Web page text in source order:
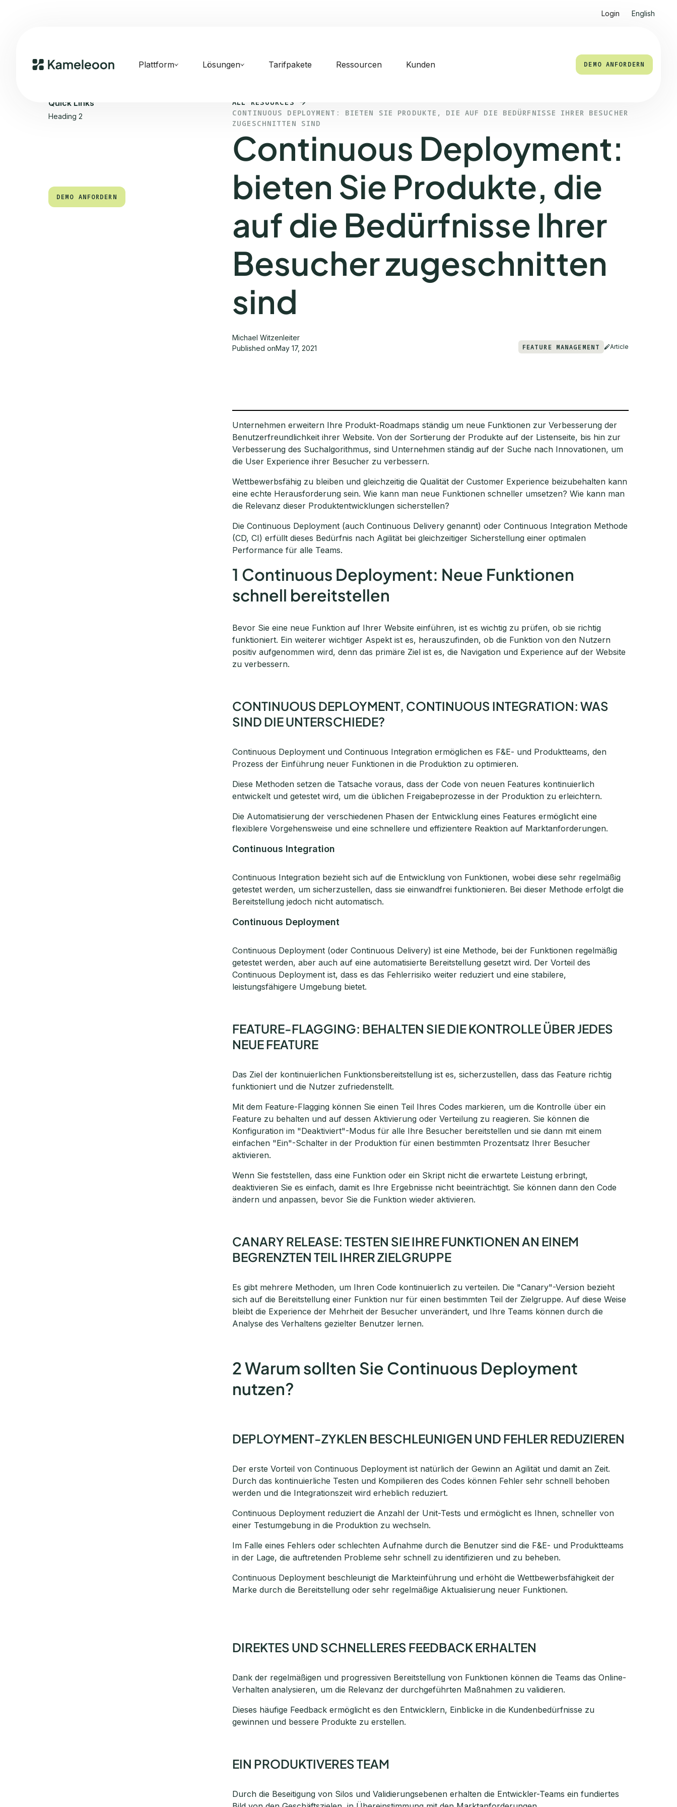
Login English
Plattform Lösungen Tarifpakete Ressourcen Kunden DEMO ANFORDERN
Quick Links
Heading 2
DEMO ANFORDERN
ALL RESOURCES
CONTINUOUS DEPLOYMENT: BIETEN SIE PRODUKTE, DIE AUF DIE BEDÜRFNISSE IHRER BESUCHER
ZUGESCHNITTEN SIND
Continuous Deployment:
bieten Sie Produkte, die
auf die Bedürfnisse Ihrer
Besucher zugeschnitten
sind
Michael Witzenleiter
Published onMay 17, 2021 FEATURE MANAGEMENT Article
Unternehmen erweitern Ihre Produkt-Roadmaps ständig um neue Funktionen zur Verbesserung der
Benutzerfreundlichkeit ihrer Website. Von der Sortierung der Produkte auf der Listenseite, bis hin zur
Verbesserung des Suchalgorithmus, sind Unternehmen ständig auf der Suche nach Innovationen, um
die User Experience ihrer Besucher zu verbessern.
Wettbewerbsfähig zu bleiben und gleichzeitig die Qualität der Customer Experience beizubehalten kann
eine echte Herausforderung sein. Wie kann man neue Funktionen schneller umsetzen? Wie kann man
die Relevanz dieser Produktentwicklungen sicherstellen?
Die Continuous Deployment (auch Continuous Delivery genannt) oder Continuous Integration Methode
(CD, CI) erfüllt dieses Bedürfnis nach Agilität bei gleichzeitiger Sicherstellung einer optimalen
Performance für alle Teams.
1 Continuous Deployment: Neue Funktionen
schnell bereitstellen
Bevor Sie eine neue Funktion auf Ihrer Website einführen, ist es wichtig zu prüfen, ob sie richtig
funktioniert. Ein weiterer wichtiger Aspekt ist es, herauszufinden, ob die Funktion von den Nutzern
positiv aufgenommen wird, denn das primäre Ziel ist es, die Navigation und Experience auf der Website
zu verbessern.
CONTINUOUS DEPLOYMENT, CONTINUOUS INTEGRATION: WAS
SIND DIE UNTERSCHIEDE?
Continuous Deployment und Continuous Integration ermöglichen es F&E- und Produktteams, den
Prozess der Einführung neuer Funktionen in die Produktion zu optimieren.
Diese Methoden setzen die Tatsache voraus, dass der Code von neuen Features kontinuierlich
entwickelt und getestet wird, um die üblichen Freigabeprozesse in der Produktion zu erleichtern.
Die Automatisierung der verschiedenen Phasen der Entwicklung eines Features ermöglicht eine
flexiblere Vorgehensweise und eine schnellere und effizientere Reaktion auf Marktanforderungen.
Continuous Integration
Continuous Integration bezieht sich auf die Entwicklung von Funktionen, wobei diese sehr regelmäßig
getestet werden, um sicherzustellen, dass sie einwandfrei funktionieren. Bei dieser Methode erfolgt die
Bereitstellung jedoch nicht automatisch.
Continuous Deployment
Continuous Deployment (oder Continuous Delivery) ist eine Methode, bei der Funktionen regelmäßig
getestet werden, aber auch auf eine automatisierte Bereitstellung gesetzt wird. Der Vorteil des
Continuous Deployment ist, dass es das Fehlerrisiko weiter reduziert und eine stabilere,
leistungsfähigere Umgebung bietet.
FEATURE-FLAGGING: BEHALTEN SIE DIE KONTROLLE ÜBER JEDES
NEUE FEATURE
Das Ziel der kontinuierlichen Funktionsbereitstellung ist es, sicherzustellen, dass das Feature richtig
funktioniert und die Nutzer zufriedenstellt.
Mit dem Feature-Flagging können Sie einen Teil Ihres Codes markieren, um die Kontrolle über ein
Feature zu behalten und auf dessen Aktivierung oder Verteilung zu reagieren. Sie können die
Konfiguration im "Deaktiviert"-Modus für alle Ihre Besucher bereitstellen und sie dann mit einem
einfachen "Ein"-Schalter in der Produktion für einen bestimmten Prozentsatz Ihrer Besucher
aktivieren.
Wenn Sie feststellen, dass eine Funktion oder ein Skript nicht die erwartete Leistung erbringt,
deaktivieren Sie es einfach, damit es Ihre Ergebnisse nicht beeinträchtigt. Sie können dann den Code
ändern und anpassen, bevor Sie die Funktion wieder aktivieren.
CANARY RELEASE: TESTEN SIE IHRE FUNKTIONEN AN EINEM
BEGRENZTEN TEIL IHRER ZIELGRUPPE
Es gibt mehrere Methoden, um Ihren Code kontinuierlich zu verteilen. Die "Canary"-Version bezieht
sich auf die Bereitstellung einer Funktion nur für einen bestimmten Teil der Zielgruppe. Auf diese Weise
bleibt die Experience der Mehrheit der Besucher unverändert, und Ihre Teams können durch die
Analyse des Verhaltens gezielter Benutzer lernen.
2 Warum sollten Sie Continuous Deployment
nutzen?
DEPLOYMENT-ZYKLEN BESCHLEUNIGEN UND FEHLER REDUZIEREN
Der erste Vorteil von Continuous Deployment ist natürlich der Gewinn an Agilität und damit an Zeit.
Durch das kontinuierliche Testen und Kompilieren des Codes können Fehler sehr schnell behoben
werden und die Integrationszeit wird erheblich reduziert.
Continuous Deployment reduziert die Anzahl der Unit-Tests und ermöglicht es Ihnen, schneller von
einer Testumgebung in die Produktion zu wechseln.
Im Falle eines Fehlers oder schlechten Aufnahme durch die Benutzer sind die F&E- und Produktteams
in der Lage, die auftretenden Probleme sehr schnell zu identifizieren und zu beheben.
Continuous Deployment beschleunigt die Markteinführung und erhöht die Wettbewerbsfähigkeit der
Marke durch die Bereitstellung oder sehr regelmäßige Aktualisierung neuer Funktionen.
DIREKTES UND SCHNELLERES FEEDBACK ERHALTEN
Dank der regelmäßigen und progressiven Bereitstellung von Funktionen können die Teams das Online-
Verhalten analysieren, um die Relevanz der durchgeführten Maßnahmen zu validieren.
Dieses häufige Feedback ermöglicht es den Entwicklern, Einblicke in die Kundenbedürfnisse zu
gewinnen und bessere Produkte zu erstellen.
EIN PRODUKTIVERES TEAM
Durch die Beseitigung von Silos und Validierungsebenen erhalten die Entwickler-Teams ein fundiertes